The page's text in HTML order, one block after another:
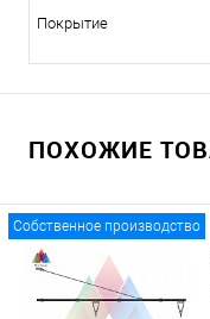
Покрытие
ПОХОЖИЕ
Собственное производство